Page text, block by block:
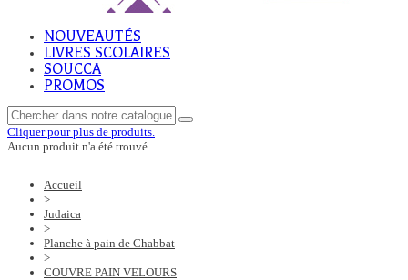
NOUVEAUTÉS
LIVRES SCOLAIRES
SOUCCA
PROMOS
Cliquer pour plus de produits.
Aucun produit n'a été trouvé.
Accueil
>
Judaica
>
Planche à pain de Chabbat
>
COUVRE PAIN VELOURS